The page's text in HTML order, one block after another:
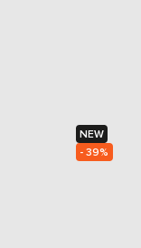
NEW
- 39%